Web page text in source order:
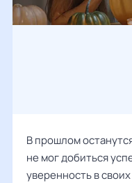
В прошлом
не мог добиться
уверенность в